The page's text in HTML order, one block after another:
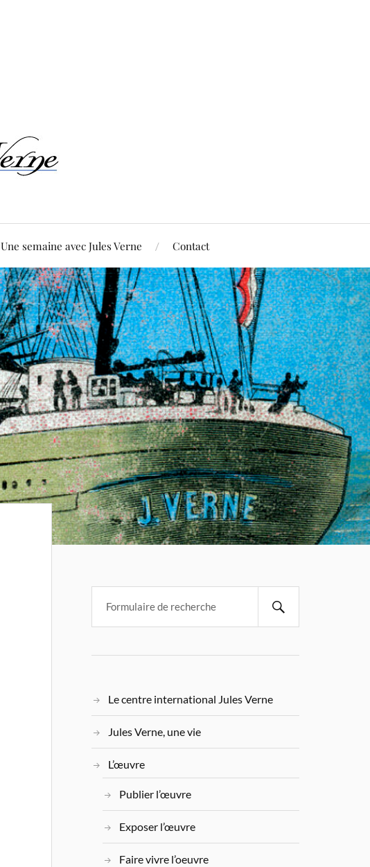
Une semaine avec Jules Verne Contact
Le centre international Jules Verne
Jules Verne, une vie
L’œuvre
Publier l’œuvre
Exposer l’œuvre
Faire vivre l’oeuvre